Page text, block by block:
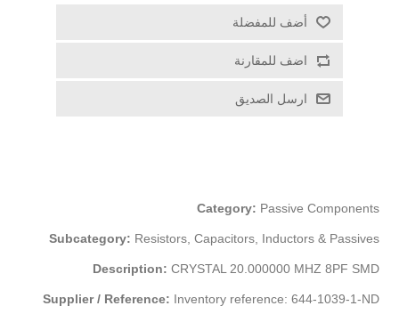
أضف للمفضلة
اضف للمقارنة
ارسل الصديق
Category: Passive Components
Subcategory: Resistors, Capacitors, Inductors & Passives
Description: CRYSTAL 20.000000 MHZ 8PF SMD
Supplier / Reference: Inventory reference: 644-1039-1-ND